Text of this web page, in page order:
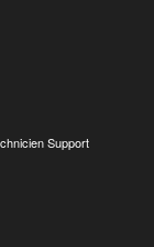
Support